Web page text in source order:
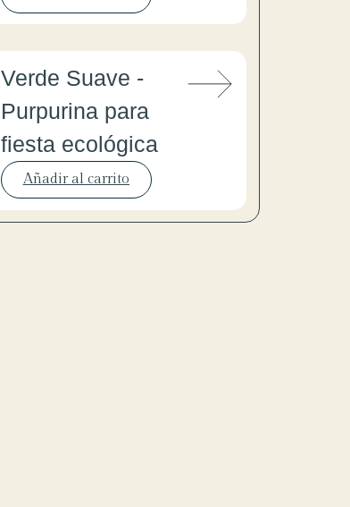
Verde Suave -
Purpurina para
fiesta ecológica
Añadir al carrito